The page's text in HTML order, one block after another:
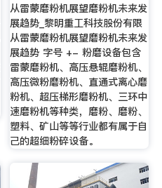
从雷蒙磨粉机展望磨粉机未来发
展趋势_黎明重工科技股份有限
从雷蒙磨粉机展望磨粉机未来发
展趋势 字号 +- 粉磨设备包含
雷蒙磨粉机、高压悬辊磨粉机、
高压微粉磨粉机、直通式离心磨
粉机、超压梯形磨粉机、三环中
速磨粉机等种类，磨粉、磨粉、
塑料、矿山等等行业都有属于自
己的超细粉碎设备。